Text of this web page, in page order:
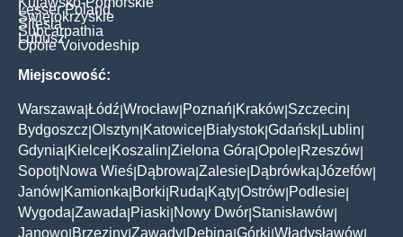
Lesser Poland
Świętokrzyskie
Silesia
Subcarpathia
Lubusz
Opole Voivodeship
Miejscowość:
Warszawa Łódź Wrocław Poznań Kraków Szczecin
Bydgoszcz Olsztyn Katowice Białystok Gdańsk Lublin
Gdynia Kielce Koszalin Zielona Góra Opole Rzeszów
Sopot| Nowa Wieś Dąbrowa Zalesie Dąbrówka Józefów
Janów Kamionka Borki Ruda Kąty Ostrów Podlesie
Wygoda Zawada Piaski Nowy Dwór Stanisławów
Janowo Brzeziny Zawady Dębina Górki Władysławów